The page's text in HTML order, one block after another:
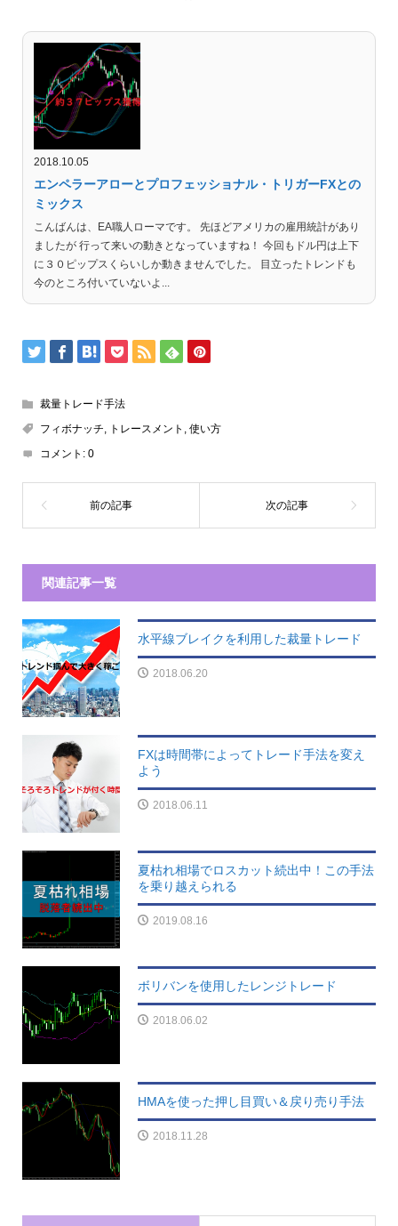
2018.10.05
エンペラーアローとプロフェッショナル・トリガーFXとの
ミックス
こんばんは、EA職人ローマです。 先ほどアメリカの雇用統計があり
ましたが 行って来いの動きとなっていますね！ 今回もドル円は上下
に３０ピップスくらいしか動きませんでした。 目立ったトレンドも
今のところ付いていないよ...
裁量トレード手法
フィボナッチ, トレースメント , 使い方
コメント: 0
関連記事一覧
水平線ブレイクを利用した裁量トレード
2018.06.20
FXは時間帯によってトレード手法を変え
よう
2018.06.11
夏枯れ相場でロスカット続出中！この手法
を乗り越えられる
2019.08.16
ボリバンを使用したレンジトレード
2018.06.02
HMAを使った押し目買い＆戻り売り手法
2018.11.28